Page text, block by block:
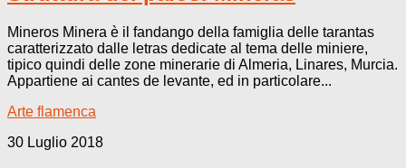
Mineros Minera è il fandango della famiglia delle tarantas
caratterizzato dalle letras dedicate al tema delle miniere,
tipico quindi delle zone minerarie di Almeria, Linares, Murcia.
Appartiene ai cantes de levante, ed in particolare...
Arte flamenca
30 Luglio 2018